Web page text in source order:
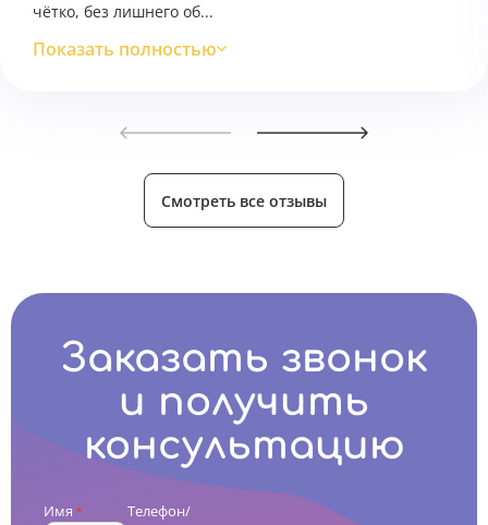
чётко, без лишнего об...
Показать полностью
Смотреть все отзывы
Заказать звонок
и получить
консультацию
Имя *
Телефон/